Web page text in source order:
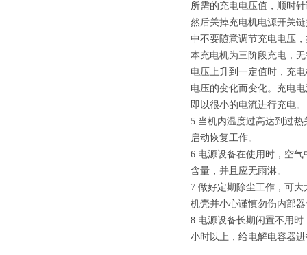
所需的充电电压值，顺时
然后关掉充电机电源开关
中不要随意调节充电电压
本充电机为三阶段充电，
电压上升到一定值时，充
电压的变化而变化。充电
即以很小的电流进行充电。
5.当机内温度过高达到过
启动恢复工作。
6.电源设备在使用时，空
含量，并且应无雨淋。
7.做好定期除尘工作，可
机壳并小心谨慎勿伤内部
8.电源设备长期闲置不用
小时以上，给电解电容器